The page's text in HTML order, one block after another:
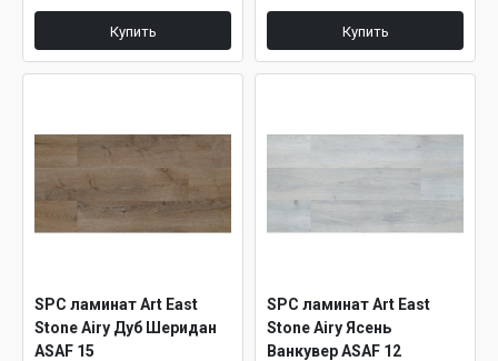
Купить Купить
SPC ламинат Art East
Stone Airy Дуб Шеридан
ASAF 15
SPC ламинат Art East
Stone Airy Ясень
Ванкувер ASAF 12